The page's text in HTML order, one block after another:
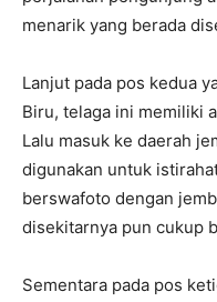
menarik yang berada
Lanjut pada pos kedua
Biru, telaga ini memiliki
Lalu masuk ke daerah
digunakan untuk
berswafoto dengan
disekitarnya pun cukup
Sementara pada pos